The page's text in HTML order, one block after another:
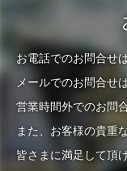
お電話でのお問合せ
メールでのお問合せ
営業時間外でのお問
また、お客様の貴重
皆さまに満足して頂